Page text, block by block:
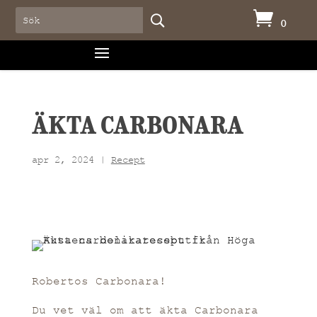
 0
ÄKTA CARBONARA
apr 2, 2024 | Recept
Robertos Carbonara!
Du vet väl om att äkta Carbonara